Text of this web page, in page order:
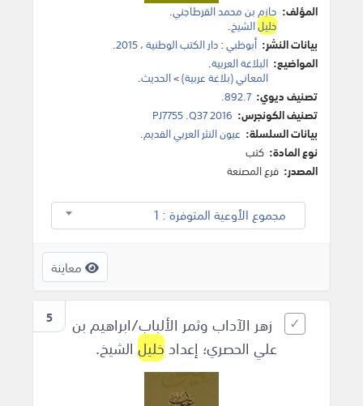
المؤلف: حازم بن محمد القرطاجني.
خليلالشيخ.
بيانات النشر: أبوظبي:دار الكتب الوطنية،2015
.
المواضيع: البلاغة العربية.
المعاني (بلاغة عربية)>الحديث.
تصنيف ديوي: 892.7.
تصنيف الكونجرس: PJ7755 .Q37 2016
بيانات السلسلة: عيون النثر العربي القديم.
نوع المادة: كتب
المصدر: فرع المصنعة
مجموع الأوعية المتوفرة : 1
معاينة
5
زهر الآداب وثمر الألباب/ابراهيم بن
علي الحصري؛ إعدادخليل الشيخ.